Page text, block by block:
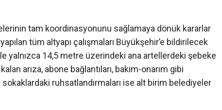
tam koordinasyonunu sağlamaya dönük kararlar
tüm altyapı çalışmaları Büyükşehir’e bildirilecek
yalnızca 14,5 metre üzerindeki ana artellerdeki şebeke
arıza, abone bağlantıları, bakım-onarım gibi
ruhsatlandırmaları ise alt birim belediyeler